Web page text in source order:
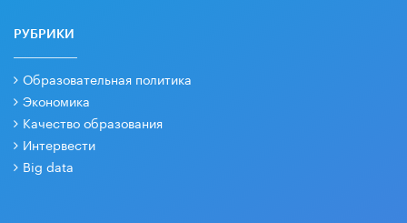
РУБРИКИ
Образовательная политика
Экономика
Качество образования
Интервести
Big data